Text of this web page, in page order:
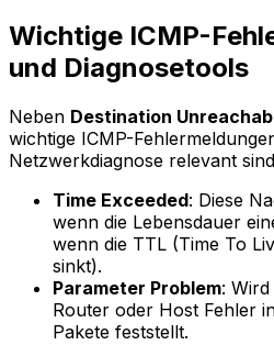
Wichtige ICMP-
und Diagnosetools
Neben Destination
wichtige ICMP-
Netzwerkdiagnose relevant
Time Exceeded: Diese
wenn die Lebensdauer
wenn die TTL (Time To
sinkt).
Parameter Problem:
Router oder Host Fehler
Pakete feststellt.